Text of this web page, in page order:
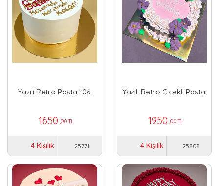
Yazılı Retro Pasta 106.
1650 ,00 TL
4 Kişilik 25771
Yazılı Retro Çiçekli Pasta.
1950 ,00 TL
4 Kişilik 25808